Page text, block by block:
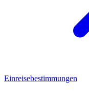
Einreisebestimmungen